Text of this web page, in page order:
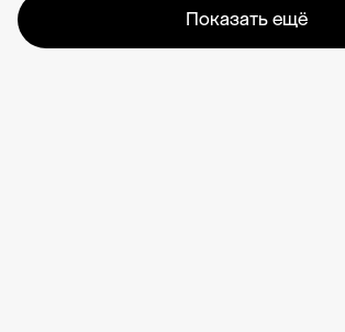
Показать ещё